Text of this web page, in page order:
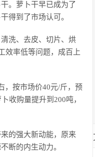
。萝卜干早已成为了
得到了市场认可。
洗、去皮、切片、烘
效率低等问题，成百上
，按市场价40元/斤，预
收购量提升到200吨，
的强大新动能，原来
断的内生动力。